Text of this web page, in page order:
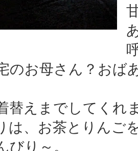
のお母さん？おば
替えまでしてくれ
は、お茶とりんご
びり～。